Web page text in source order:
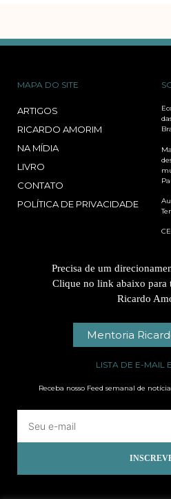
MAPA DO SITE
ARTIGOS
RICARDO AMORIM
NA MÍDIA
LIVRO
CONTATO
POLÍTICA DE PRIVACIDADE
Precisa de um
Clique no link abaixo para
Ricardo
Mentoria
LISTA DE E-MAIL
Receba nosso Feed semanal de